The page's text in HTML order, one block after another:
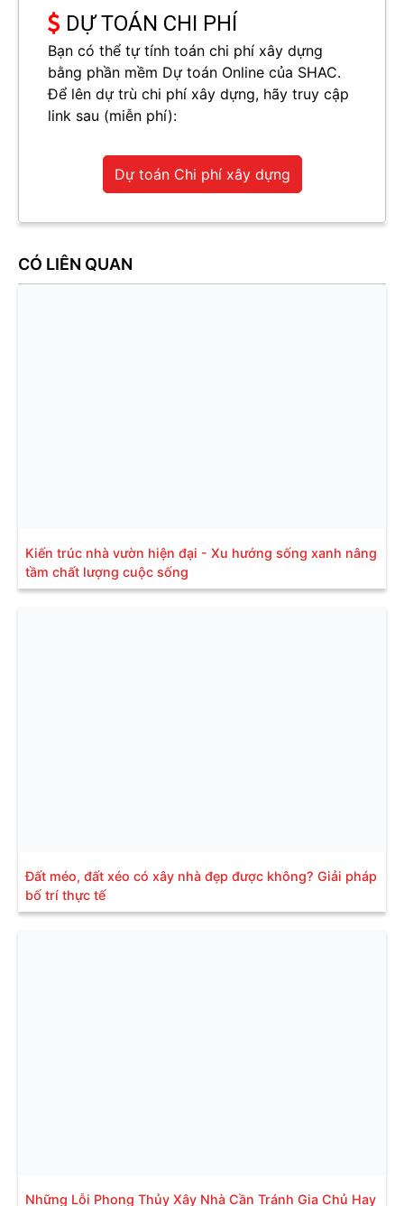
DỰ TOÁN CHI PHÍ
Bạn có thể tự tính toán chi phí xây dựng
bằng phần mềm Dự toán Online của SHAC.
Để lên dự trù chi phí xây dựng, hãy truy cập
link sau (miễn phí):
Dự toán Chi phí xây dựng
CÓ LIÊN QUAN
Kiến trúc nhà vườn hiện đại - Xu hướng sống xanh nâng
tầm chất lượng cuộc sống
Đất méo, đất xéo có xây nhà đẹp được không? Giải pháp
bố trí thực tế
Những Lỗi Phong Thủy Xây Nhà Cần Tránh Gia Chủ Hay